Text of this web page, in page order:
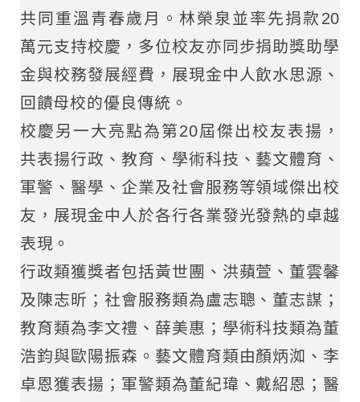
共同重溫青春歲月。林榮泉並率先捐款20
萬元支持校慶，多位校友亦同步捐助獎助學
金與校務發展經費，展現金中人飲水思源、
回饋母校的優良傳統。
校慶另一大亮點為第20屆傑出校友表揚，
共表揚行政、教育、學術科技、藝文體育、
軍警、醫學、企業及社會服務等領域傑出校
友，展現金中人於各行各業發光發熱的卓越
表現。
行政類獲獎者包括黃世團、洪蘋萱、董雲馨
及陳志昕；社會服務類為盧志聰、董志謀；
教育類為李文禮、薛美惠；學術科技類為董
浩鈞與歐陽振森。藝文體育類由顏炳洳、李
卓恩獲表揚；軍警類為董紀瑋、戴紹恩；醫